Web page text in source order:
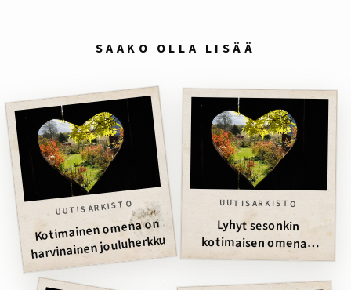
SAAKO OLLA LISÄÄ
UUTISARKISTO
Kotimainen omena on
harvinainen jouluherkku
UUTISARKISTO
Lyhyt sesonkin
kotimaisen omenan
pullonkaula